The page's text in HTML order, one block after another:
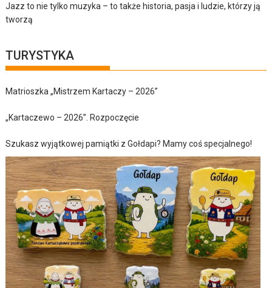
Jazz to nie tylko muzyka – to także historia, pasja i ludzie, którzy ją
tworzą
TURYSTYKA
Matrioszka „Mistrzem Kartaczy – 2026”
„Kartaczewo – 2026”. Rozpoczęcie
Szukasz wyjątkowej pamiątki z Gołdapi? Mamy coś specjalnego!